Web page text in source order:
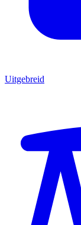
Uitgebreid